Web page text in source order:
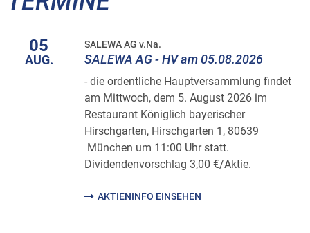
05
AUG.
SALEWA AG v.Na.
SALEWA AG - HV am 05.08.2026
- die ordentliche Hauptversammlung findet
am Mittwoch, dem 5. August 2026 im
Restaurant Königlich bayerischer
Hirschgarten, Hirschgarten 1, 80639
München um 11:00 Uhr statt.
Dividendenvorschlag 3,00 €/Aktie.
AKTIENINFO EINSEHEN